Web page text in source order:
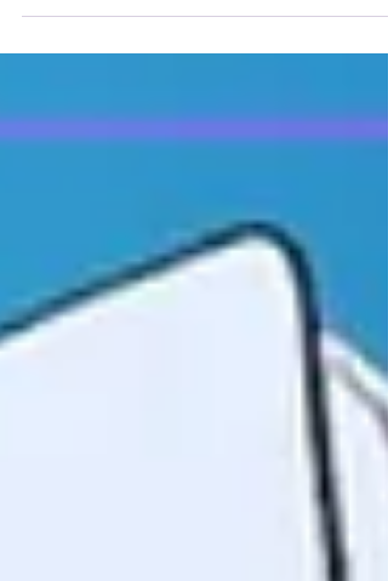
PlayStation 5，不仅可享有折扣优惠，还有
会赢取超丰厚奖品！ 从2025年1月17日至2月